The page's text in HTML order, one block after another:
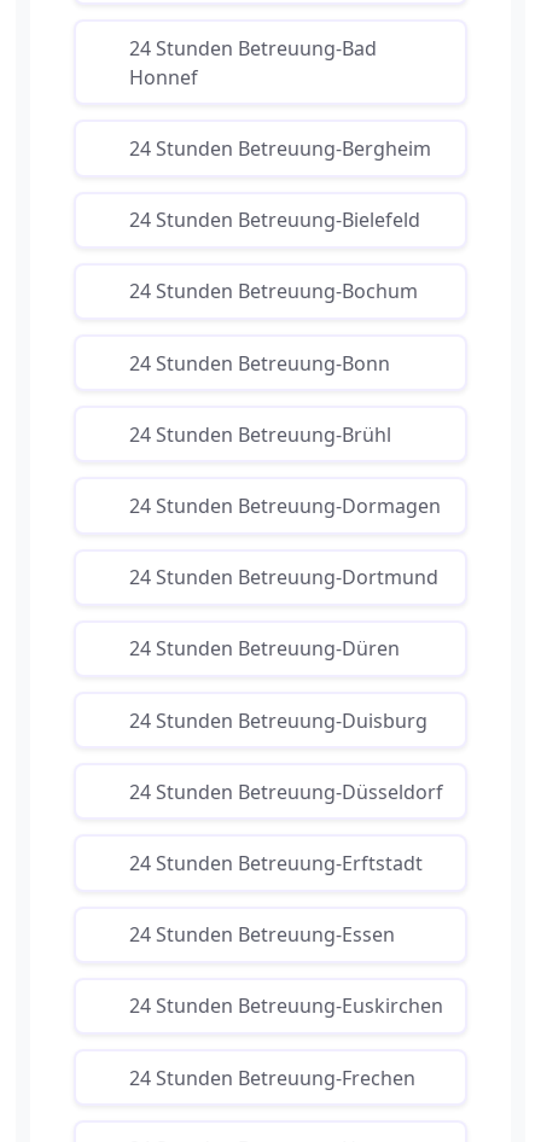
24 Stunden Betreuung-Bad
Honnef
24 Stunden Betreuung-Bergheim
24 Stunden Betreuung-Bielefeld
24 Stunden Betreuung-Bochum
24 Stunden Betreuung-Bonn
24 Stunden Betreuung-Brühl
24 Stunden Betreuung-Dormagen
24 Stunden Betreuung-Dortmund
24 Stunden Betreuung-Düren
24 Stunden Betreuung-Duisburg
24 Stunden Betreuung-Düsseldorf
24 Stunden Betreuung-Erftstadt
24 Stunden Betreuung-Essen
24 Stunden Betreuung-Euskirchen
24 Stunden Betreuung-Frechen